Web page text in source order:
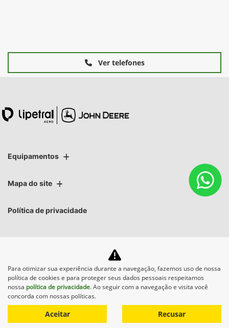
Ver telefones
Equipamentos
Mapa do site
Política de privacidade
CNPJ: 27.733.195/0005-69
No trânsito, enxergar o outro salva vidas.
Para otimizar sua experiência durante a navegação, fazemos uso de nossa
política de cookies e para proteger seus dados pessoais respeitamos
nossa política de privacidade. Ao seguir com a navegação e visita você
concorda com nossas políticas.
Aceitar Recusar